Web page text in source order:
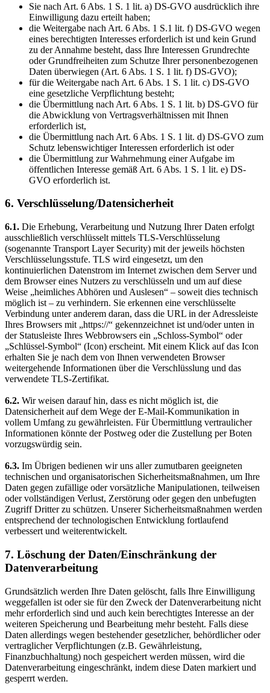
Sie nach Art. 6 Abs. 1 S. 1 lit. a) DS-GVO ausdrücklich ihre
Einwilligung dazu erteilt haben;
die Weitergabe nach Art. 6 Abs. 1 S.1 lit. f) DS-GVO wegen
eines berechtigten Interesses erforderlich ist und kein Grund
zu der Annahme besteht, dass Ihre Interessen Grundrechte
oder Grundfreiheiten zum Schutze Ihrer personenbezogenen
Daten überwiegen (Art. 6 Abs. 1 S. 1 lit. f) DS-GVO);
für die Weitergabe nach Art. 6 Abs. 1 S. 1 lit. c) DS-GVO
eine gesetzliche Verpflichtung besteht;
die Übermittlung nach Art. 6 Abs. 1 S. 1 lit. b) DS-GVO für
die Abwicklung von Vertragsverhältnissen mit Ihnen
erforderlich ist,
die Übermittlung nach Art. 6 Abs. 1 S. 1 lit. d) DS-GVO zum
Schutz lebenswichtiger Interessen erforderlich ist oder
die Übermittlung zur Wahrnehmung einer Aufgabe im
öffentlichen Interesse gemäß Art. 6 Abs. 1 S. 1 lit. e) DS-
GVO erforderlich ist.
6. Verschlüsselung/Datensicherheit
6.1. Die Erhebung, Verarbeitung und Nutzung Ihrer Daten erfolgt
ausschließlich verschlüsselt mittels TLS-Verschlüsselung
(sogenannte Transport Layer Security) mit der jeweils höchsten
Verschlüsselungsstufe. TLS wird eingesetzt, um den
kontinuierlichen Datenstrom im Internet zwischen dem Server und
dem Browser eines Nutzers zu verschlüsseln und um auf diese
Weise „heimliches Abhören und Auslesen“ – soweit dies technisch
möglich ist – zu verhindern. Sie erkennen eine verschlüsselte
Verbindung unter anderem daran, dass die URL in der Adressleiste
Ihres Browsers mit „https://“ gekennzeichnet ist und/oder unten in
der Statusleiste Ihres Webbrowsers ein „Schloss-Symbol“ oder
„Schlüssel-Symbol“ (Icon) erscheint. Mit einem Klick auf das Icon
erhalten Sie je nach dem von Ihnen verwendeten Browser
weitergehende Informationen über die Verschlüsslung und das
verwendete TLS-Zertifikat.
6.2. Wir weisen darauf hin, dass es nicht möglich ist, die
Datensicherheit auf dem Wege der E-Mail-Kommunikation in
vollem Umfang zu gewährleisten. Für Übermittlung vertraulicher
Informationen könnte der Postweg oder die Zustellung per Boten
vorzugswürdig sein.
6.3. Im Übrigen bedienen wir uns aller zumutbaren geeigneten
technischen und organisatorischen Sicherheitsmaßnahmen, um Ihre
Daten gegen zufällige oder vorsätzliche Manipulationen, teilweisen
oder vollständigen Verlust, Zerstörung oder gegen den unbefugten
Zugriff Dritter zu schützen. Unserer Sicherheitsmaßnahmen werden
entsprechend der technologischen Entwicklung fortlaufend
verbessert und weiterentwickelt.
7. Löschung der Daten/Einschränkung der
Datenverarbeitung
Grundsätzlich werden Ihre Daten gelöscht, falls Ihre Einwilligung
weggefallen ist oder sie für den Zweck der Datenverarbeitung nicht
mehr erforderlich sind und auch kein berechtigtes Interesse an der
weiteren Speicherung und Bearbeitung mehr besteht. Falls diese
Daten allerdings wegen bestehender gesetzlicher, behördlicher oder
vertraglicher Verpflichtungen (z.B. Gewährleistung,
Finanzbuchhaltung) noch gespeichert werden müssen, wird die
Datenverarbeitung eingeschränkt, indem diese Daten markiert und
gesperrt werden.